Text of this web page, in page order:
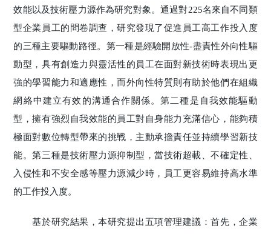
效能以及技術壓力源作為研究對象。通過對225名來自不同類
型企業員工的問卷調查，研究發現了促進員工高工作投入度
的三種主要驅動路徑。第一種是經驗開放性-盡責性外向性驅
動型，具有創造力與靈活性的員工在面對新技術時表現出更
強的學習能力和適應性，而外向性特質則有助於他們在組織
網絡中建立有效的溝通合作關係。第二種是自我效能驅動
型，擁有強烈自我效能的員工對自身能力充滿信心，能夠積
極面對數位轉型帶來的挑戰，主動承擔責任並持續學習新技
能。第三種是技術壓力源抑制型，當技術超載、不確定性、
入侵性和不安全感等壓力源減少時，員工更容易維持高水準
的工作投入度。
基於研究結果，本研究提出五項管理建議：首先，企業